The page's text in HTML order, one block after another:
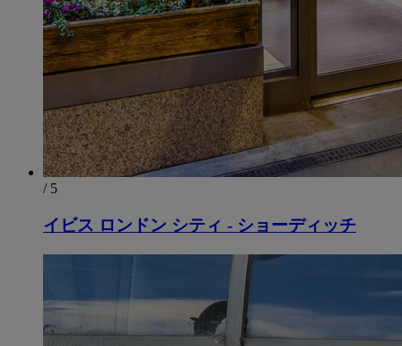
/ 5
イビス ロンドン シティ - ショーディッチ